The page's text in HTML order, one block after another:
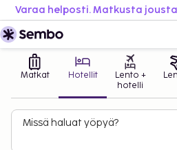
Matkat Hotellit
Lento +
hotelli
Missä haluat yöpyä?